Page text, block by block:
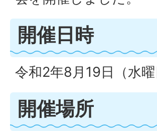
開催日時
令和2年8月19日（水
開催場所